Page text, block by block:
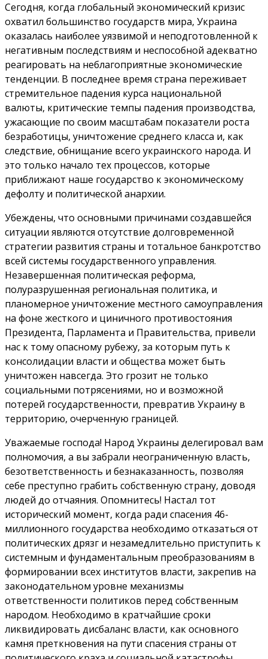
Сегодня, когда глобальный экономический кризис
охватил большинство государств мира, Украина
оказалась наиболее уязвимой и неподготовленной к
негативным последствиям и неспособной адекватно
реагировать на неблагоприятные экономические
тенденции. В последнее время страна переживает
стремительное падения курса национальной
валюты, критические темпы падения производства,
ужасающие по своим масштабам показатели роста
безработицы, уничтожение среднего класса и, как
следствие, обнищание всего украинского народа. И
это только начало тех процессов, которые
приближают наше государство к экономическому
дефолту и политической анархии.
Убеждены, что основными причинами создавшейся
ситуации являются отсутствие долговременной
стратегии развития страны и тотальное банкротство
всей системы государственного управления.
Незавершенная политическая реформа,
полуразрушенная региональная политика, и
планомерное уничтожение местного самоуправления
на фоне жесткого и циничного противостояния
Президента, Парламента и Правительства, привели
нас к тому опасному рубежу, за которым путь к
консолидации власти и общества может быть
уничтожен навсегда. Это грозит не только
социальными потрясениями, но и возможной
потерей государственности, превратив Украину в
территорию, очерченную границей.
Уважаемые господа! Народ Украины делегировал вам
полномочия, а вы забрали неограниченную власть,
безответственность и безнаказанность, позволяя
себе преступно грабить собственную страну, доводя
людей до отчаяния. Опомнитесь! Настал тот
исторический момент, когда ради спасения 46-
миллионного государства необходимо отказаться от
политических дрязг и незамедлительно приступить к
системным и фундаментальным преобразованиям в
формировании всех институтов власти, закрепив на
законодательном уровне механизмы
ответственности политиков перед собственным
народом. Необходимо в кратчайшие сроки
ликвидировать дисбаланс власти, как основного
камня преткновения на пути спасения страны от